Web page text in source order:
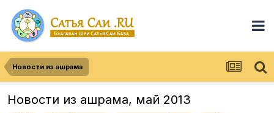
Новости из ашрама
Новости из ашрама, май 2013